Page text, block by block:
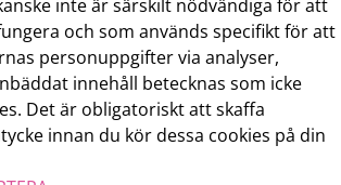
inte är särskilt nödvändiga för att
och som används specifikt för att
personuppgifter via analyser,
innehåll betecknas som icke
Det är obligatoriskt att skaffa
innan du kör dessa cookies på din